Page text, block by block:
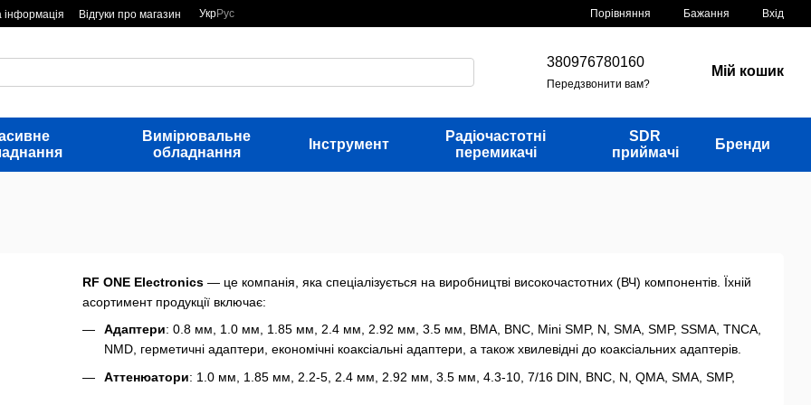
інформація Відгуки про магазин УкрРус Порівняння Бажання Вхід
380976780160
Передзвонити вам?
Мій кошик
Вимірювальне
обладнання
Інструмент
Радіочастотні
перемикачі
SDR
приймачі
Бренди
RF ONE Electronics — це компанія, яка спеціалізується на виробництві високочастотних (ВЧ) компонентів. Їхній
асортимент продукції включає:
Адаптери: 0.8 мм, 1.0 мм, 1.85 мм, 2.4 мм, 2.92 мм, 3.5 мм, BMA, BNC, Mini SMP, N, SMA, SMP, SSMA, TNCA,
NMD, герметичні адаптери, економічні коаксіальні адаптери, а також хвилевідні до коаксіальних адаптерів.
Аттенюатори: 1.0 мм, 1.85 мм, 2.2-5, 2.4 мм, 2.92 мм, 3.5 мм, 4.3-10, 7/16 DIN, BNC, N, QMA, SMA, SMP,